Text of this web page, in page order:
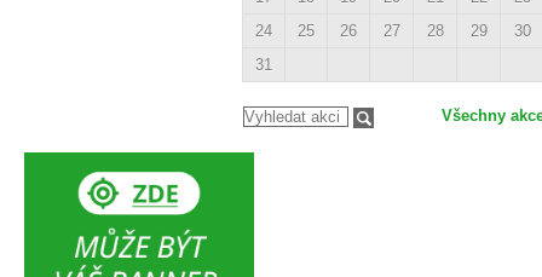
24
25 26 27 28 29
30
31
Všechny